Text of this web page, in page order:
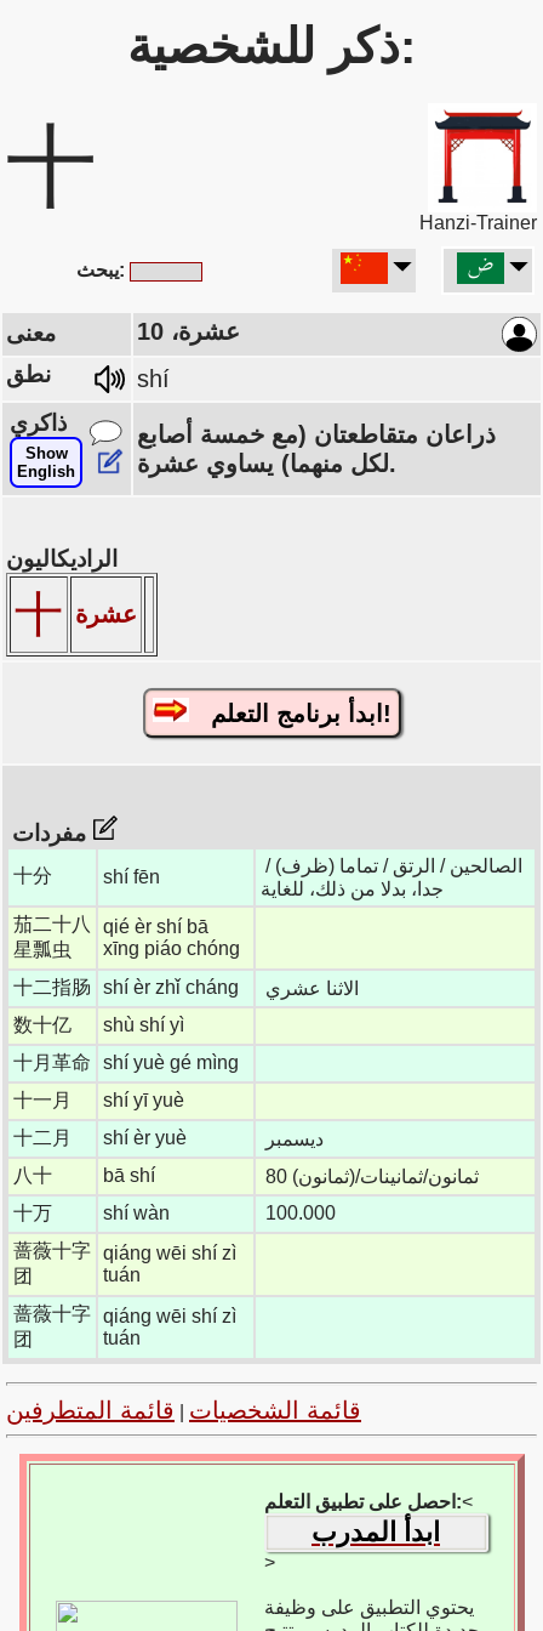
ذكر للشخصية:
十
Hanzi-Trainer
يبحث:
معنى عشرة، 10
نطق shí
ذاكري
Show
English
ذراعان متقاطعتان (مع خمسة أصابع
لكل منهما) يساوي عشرة.
الراديكاليون
十 عشرة
ابدأ برنامج التعلم!
十分 shí fēn
الصالحين / الرتق / تماما (ظرف) /
جدا، بدلا من ذلك، للغاية
茄二十八
星瓢虫
qié èr shí bā
xīng piáo chóng
十二指肠
shí èr zhǐ cháng
الاثنا عشري
数十亿
shù shí yì
十月革命
shí yuè gé mìng
十一月
shí yī yuè
十二月
shí èr yuè
ديسمبر
八十
bā shí
80 (ثمانون)/ثمانون/ثمانينات
十万
shí wàn
100.000
蔷薇十字
团
qiáng wēi shí zì
tuán
蔷薇十字
团
qiáng wēi shí zì
tuán
قائمة الشخصيات قائمة المتطرفين
احصل على تطبيق التعلم:<
ابدأ المدرب
>
يحتوي التطبيق على وظيفة